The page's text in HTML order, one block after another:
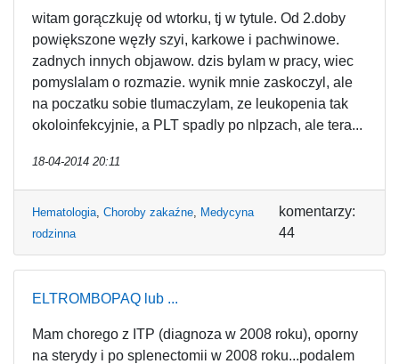
witam gorączkuję od wtorku, tj w tytule. Od 2.doby
powiększone węzły szyi, karkowe i pachwinowe.
zadnych innych objawow. dzis bylam w pracy, wiec
pomyslalam o rozmazie. wynik mnie zaskoczyl, ale
na poczatku sobie tlumaczylam, ze leukopenia tak
okoloinfekcyjnie, a PLT spadly po nlpzach, ale tera...
18-04-2014 20:11
Hematologia, Choroby zakaźne, Medycyna
rodzinna
komentarzy:
44
ELTROMBOPAQ lub ...
Mam chorego z ITP (diagnoza w 2008 roku), oporny
na sterydy i po splenectomii w 2008 roku...podalem